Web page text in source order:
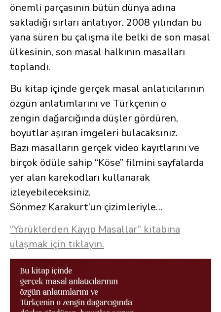
önemli parçasının bütün dünya adına
sakladığı sırları anlatıyor. 2008 yılından bu
yana süren bu çalışma ile belki de son masal
ülkesinin, son masal halkının masalları
toplandı.
Bu kitap içinde gerçek masal anlatıcılarının
özgün anlatımlarını ve Türkçenin o
zengin dağarcığında düşler gördüren,
boyutlar aşıran imgeleri bulacaksınız.
Bazı masalların gerçek video kayıtlarını ve
birçok ödüle sahip “Köse” filmini sayfalarda
yer alan karekodları kullanarak
izleyebileceksiniz.
Sönmez Karakurt’un çizimleriyle…
“Yörüklerden Kayıp Masallar” kitabına
ulaşmak için tıklayın.